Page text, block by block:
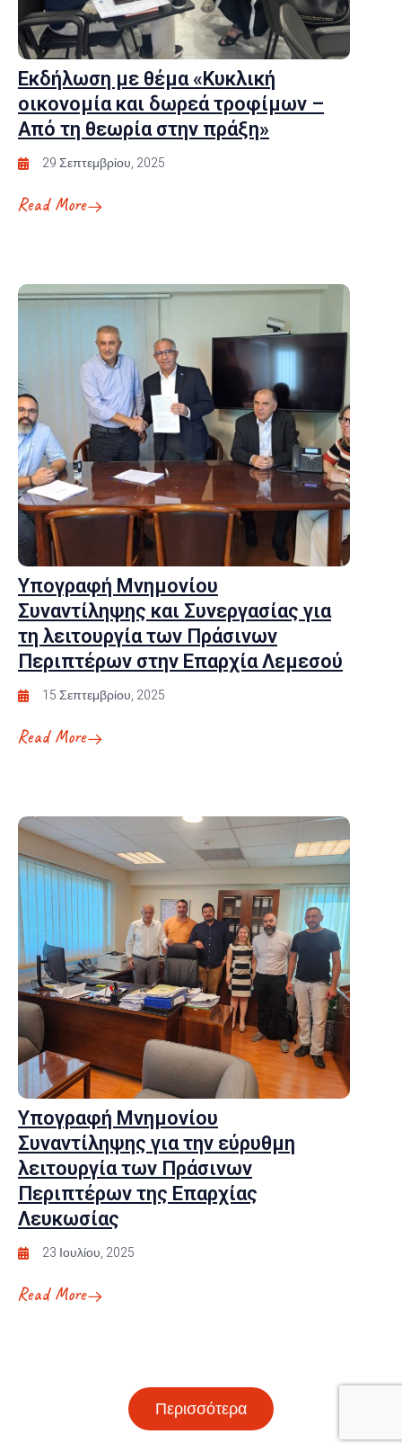
Εκδήλωση με θέμα «Κυκλική
οικονομία και δωρεά τροφίμων –
Από τη θεωρία στην πράξη»
29 Σεπτεμβρίου, 2025
Read More
Υπογραφή Μνημονίου
Συναντίληψης και Συνεργασίας για
τη λειτουργία των Πράσινων
Περιπτέρων στην Επαρχία Λεμεσού
15 Σεπτεμβρίου, 2025
Read More
Υπογραφή Μνημονίου
Συναντίληψης για την εύρυθμη
λειτουργία των Πράσινων
Περιπτέρων της Επαρχίας
Λευκωσίας
23 Ιουλίου, 2025
Read More
Περισσότερα